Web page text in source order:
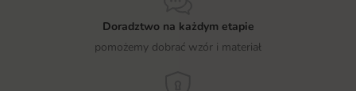
Doradztwo na każdym etapie
pomożemy dobrać wzór i materiał